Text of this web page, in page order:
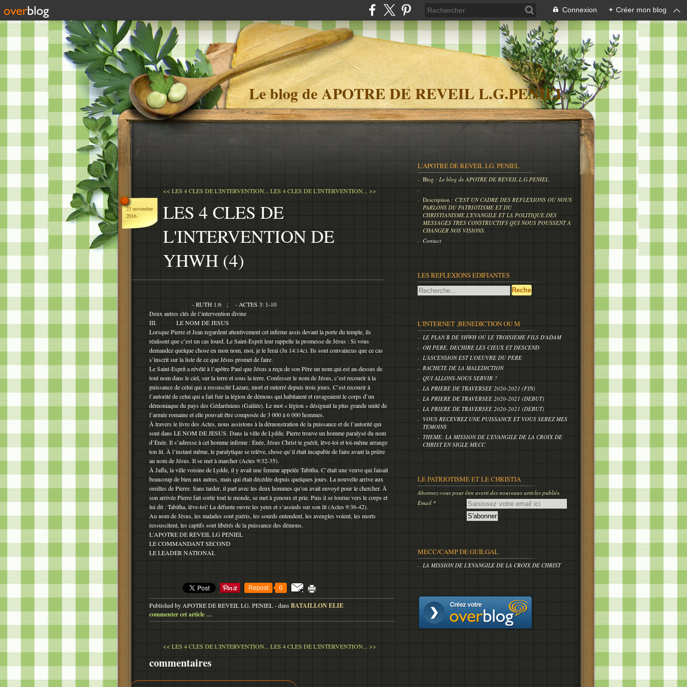
Connexion + Créer mon blog
Le blog de APOTRE DE REVEIL L.G.PENIEL
<< LES 4 CLES DE L'INTERVENTION... LES 4 CLES DE L'INTERVENTION... >>
23 novembre
2016
LES 4 CLES DE
L'INTERVENTION DE
YHWH (4)
- RUTH 1:6 ; - ACTES 3: 1-10
Deux autres clés de l’intervention divine
III. LE NOM DE JESUS
Lorsque Pierre et Jean regardent attentivement cet infirme assis devant la porte du temple, ils
réalisent que c’est un cas lourd. Le Saint-Esprit leur rappelle la promesse de Jésus : Si vous
demandez quelque chose en mon nom, moi, je le ferai (Jn 14:14c). Ils sont convaincus que ce cas
s’inscrit sur la liste de ce que Jésus promet de faire.
Le Saint-Esprit a révélé à l’apôtre Paul que Jésus a reçu de son Père un nom qui est au-dessus de
tout nom dans le ciel, sur la terre et sous la terre. Confesser le nom de Jésus, c’est recourir à la
puissance de celui qui a ressuscité Lazare, mort et enterré depuis trois jours. C’est recourir à
l’autorité de celui qui a fait fuir la légion de démons qui habitaient et ravageaient le corps d’un
démoniaque du pays des Gédaréniens (Galilée). Le mot « légion » désignait la plus grande unité de
l’armée romaine et elle pouvait être composée de 3 000 à 6 000 hommes.
À travers le livre des Actes, nous assistons à la démonstration de la puissance et de l’autorité qui
sont dans LE NOM DE JESUS. Dans la ville de Lydde, Pierre trouve un homme paralysé du nom
d’Énée. Il s’adresse à cet homme infirme : Énée, Jésus Christ te guérit, lève-toi et toi-même arrange
ton lit. À l’instant même, le paralytique se relève, chose qu’il était incapable de faire avant la prière
au nom de Jésus. Il se met à marcher (Actes 9:32-35).
À Jaffa, la ville voisine de Lydde, il y avait une femme appelée Tabitha. C’était une veuve qui faisait
beaucoup de bien aux autres, mais qui était décédée depuis quelques jours. La nouvelle arrive aux
oreilles de Pierre. Sans tarder, il part avec les deux hommes qu’on avait envoyé pour le chercher. À
son arrivée Pierre fait sortir tout le monde, se met à genoux et prie. Puis il se tourne vers le corps et
lui dit : Tabitha, lève-toi! La défunte ouvre les yeux et s’assieds sur son lit (Actes 9:36-42).
Au nom de Jésus, les malades sont guéris, les sourds entendent, les aveugles voient, les morts
ressuscitent, les captifs sont libérés de la puissance des démons.
L'APOTRE DE REVEIL LG PENIEL
LE COMMANDANT SECOND
LE LEADER NATIONAL
Repost 0
Published by APOTRE DE REVEIL LG. PENIEL-dans BATAILLON ELIE
commenter cet article …
<< LES 4 CLES DE L'INTERVENTION... LES 4 CLES DE L'INTERVENTION... >>
commentaires
L'APOTRE DE REVEIL LG. PENIEL
Blog : Le blog de APOTRE DE REVEIL L.G.PENIEL
Description : C'EST UN CADRE DES REFLEXIONS OU NOUS
PARLONS DU PATRIOTISME ET DU
CHRISTIANISME,L'EVANGILE ET LA POLITIQUE,DES
MESSAGES TRES CONSTRUCTIFS QUI NOUS POUSSENT A
CHANGER NOS VISIONS.
Contact
LES REFLEXIONS EDIFIANTES
L'INTERNET ,BENEDICTION OU M
LE PLAN B DE YHWH OU LE TROISIEME FILS D'ADAM
OH PERE, DECHIRE LES CIEUX ET DESCEND
L'ASCENSION EST L'OEUVRE DU PERE
RACHETE DE LA MALEDICTION
QUI ALLONS-NOUS SERVIR ?
LA PRIERE DE TRAVERSEE 2020-2021 (FIN)
LA PRIERE DE TRAVERSEE 2020-2021 (DEBUT)
LA PRIERE DE TRAVERSEE 2020-2021 (DEBUT)
VOUS RECEVREZ UNE PUISSANCE ET VOUS SEREZ MES
TEMOINS
THEME: LA MISSION DE L'EVANGILE DE LA CROIX DE
CHRIST EN SIGLE MECC
LE PATRIOTISME ET LE CHRISTIA
Abonnez-vous pour être averti des nouveaux articles publiés.
Email
MECC/CAMP DE GUILGAL
LA MISSION DE L'EVANGILE DE LA CROIX DE CHRIST